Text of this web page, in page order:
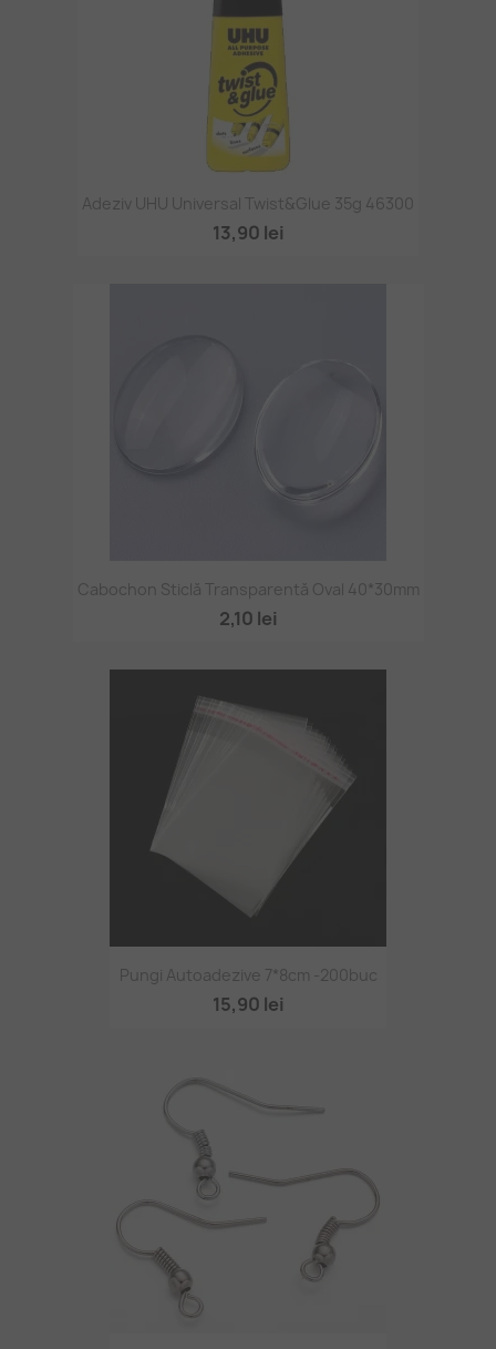
Adeziv UHU Universal Twist&Glue 35g 46300
13,90 lei
Cabochon Sticlă Transparentă Oval 40*30mm
2,10 lei
Pungi Autoadezive 7*8cm -200buc
15,90 lei